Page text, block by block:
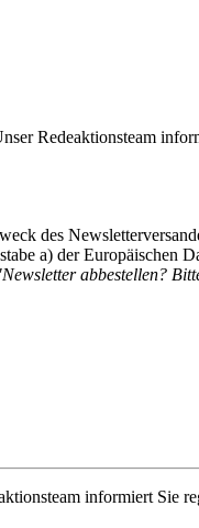
Redeaktionsteam
des
a) der Europäischen
abbestellen?
informiert Sie